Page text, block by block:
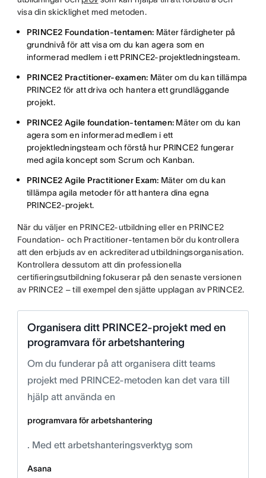
visa din skicklighet med metoden.
PRINCE2 Foundation-tentamen: Mäter färdigheter på
grundnivå för att visa om du kan agera som en
informerad medlem i ett PRINCE2-projektledningsteam.
PRINCE2 Practitioner-examen: Mäter om du kan tillämpa
PRINCE2 för att driva och hantera ett grundläggande
projekt.
PRINCE2 Agile foundation-tentamen: Mäter om du kan
agera som en informerad medlem i ett
projektledningsteam och förstå hur PRINCE2 fungerar
med agila koncept som Scrum och Kanban.
PRINCE2 Agile Practitioner Exam: Mäter om du kan
tillämpa agila metoder för att hantera dina egna
PRINCE2-projekt.
När du väljer en PRINCE2-utbildning eller en PRINCE2
Foundation- och Practitioner-tentamen bör du kontrollera
att den erbjuds av en ackrediterad utbildningsorganisation.
Kontrollera dessutom att din professionella
certifieringsutbildning fokuserar på den senaste versionen
av PRINCE2 – till exempel den sjätte upplagan av PRINCE2.
Organisera ditt PRINCE2-projekt med en
programvara för arbetshantering
Om du funderar på att organisera ditt teams
projekt med PRINCE2-metoden kan det vara till
hjälp att använda en
programvara för arbetshantering
. Med ett arbetshanteringsverktyg som
Asana